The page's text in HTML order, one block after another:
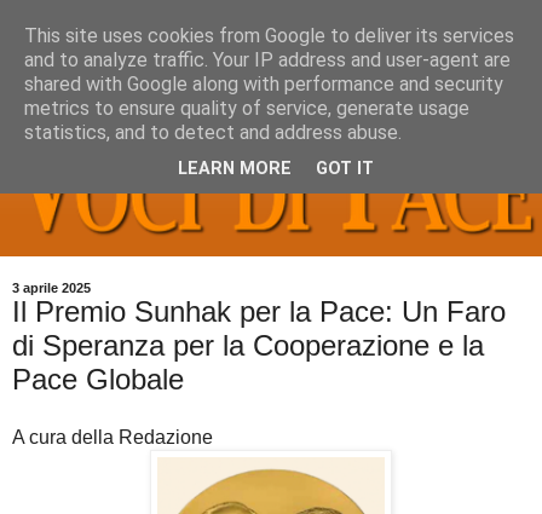
3 aprile 2025
Il Premio Sunhak per la Pace: Un Faro
di Speranza per la Cooperazione e la
Pace Globale
A cura della Redazione
This site uses cookies from Google to deliver its services
and to analyze traffic. Your IP address and user-agent are
shared with Google along with performance and security
metrics to ensure quality of service, generate usage
statistics, and to detect and address abuse.
LEARN MORE GOT IT